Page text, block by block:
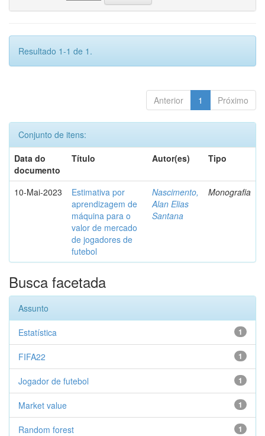
Resultado 1-1 de 1.
Anterior 1 Próximo
Conjunto de itens:
Data do
documento
Título Autor(es) Tipo
10-Mai-2023
Estimativa por
aprendizagem de
máquina para o
valor de mercado
de jogadores de
futebol
Nascimento,
Alan Elias
Santana
Monografia
Busca facetada
Assunto
1
Estatística
1
FIFA22
1
Jogador de futebol
1
Market value
1
Random forest